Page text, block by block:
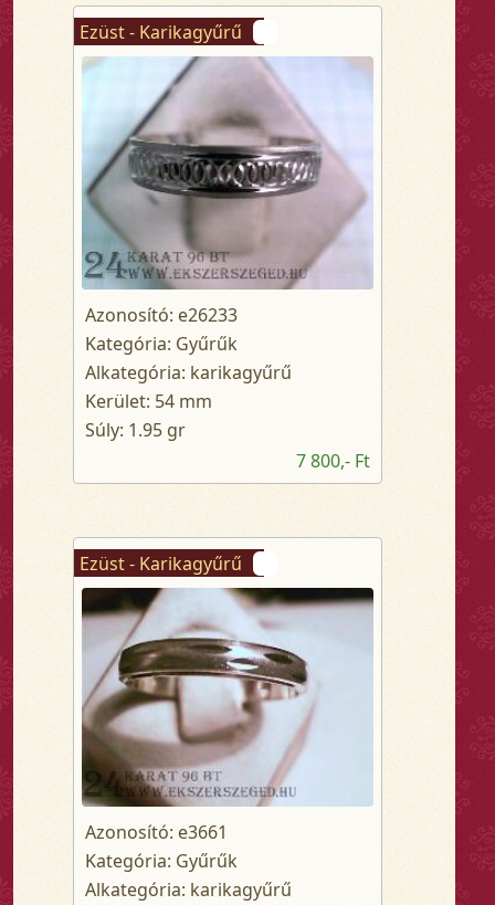
Ezüst - Karikagyűrű
Azonosító: e26233
Kategória: Gyűrűk
Alkategória: karikagyűrű
Kerület: 54 mm
Súly: 1.95 gr
7 800,- Ft
Ezüst - Karikagyűrű
Azonosító: e3661
Kategória: Gyűrűk
Alkategória: karikagyűrű